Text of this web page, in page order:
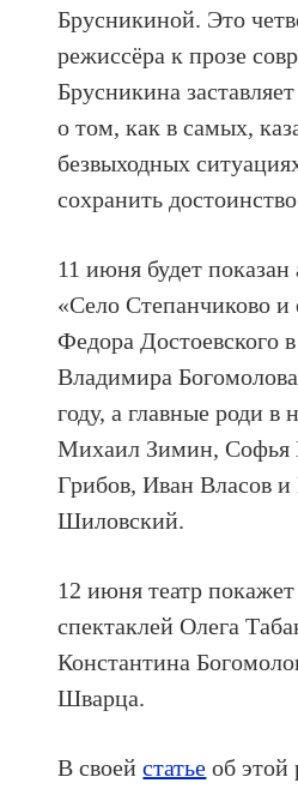
Брусникиной. Это
режиссёра к прозе
Брусникина
о том, как в самых,
безвыходных
сохранить
11 июня будет
«Село Степанчиково и
Федора Достоевского
Владимира
году, а главные роди в
Михаил Зимин, Софья
Грибов, Иван Власов и
Шиловский.
12 июня театр
спектаклей Олега
Константина
Шварца.
В своейстатье об этой